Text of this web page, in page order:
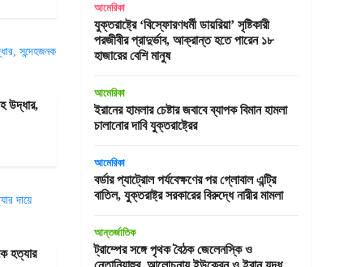
উদ্ধার,
হত্যার
আমেরিকা
যুক্তরাষ্ট্রে ‘বিস্ফোরণধর্মী ডায়রিয়া’ সৃষ্টিকারী
পরজীবীর প্রাদুর্ভাব, আক্রান্ত হতে পারেন ১৮
হাজারের বেশি মানুষ
আমেরিকা
ইরানের হামলার চেষ্টার জবাবে ব্যাপক বিমান হামলা
চালানোর দাবি যুক্তরাষ্ট্রের
আমেরিকা
বর্ডার প্যাট্রোল পর্যবেক্ষণের পর গ্লোবাল এন্ট্রি
বাতিল, যুক্তরাষ্ট্র সরকারের বিরুদ্ধে নারীর মামলা
আন্তর্জাতিক
ট্রাম্পের সঙ্গে পৃথক বৈঠক জেলেনস্কি ও